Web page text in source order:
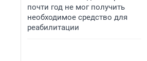
почти год не мог получить
необходимое средство для
реабилитации